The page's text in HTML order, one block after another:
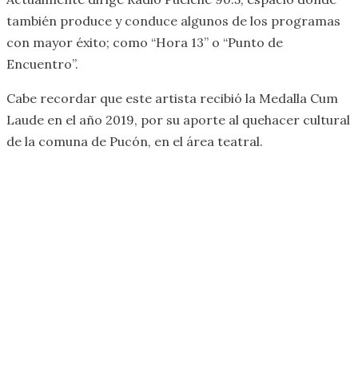
también produce y conduce algunos de los programas
con mayor éxito; como “Hora 13” o “Punto de
Encuentro”.
Cabe recordar que este artista recibió la Medalla Cum
Laude en el año 2019, por su aporte al quehacer cultural
de la comuna de Pucón, en el área teatral.